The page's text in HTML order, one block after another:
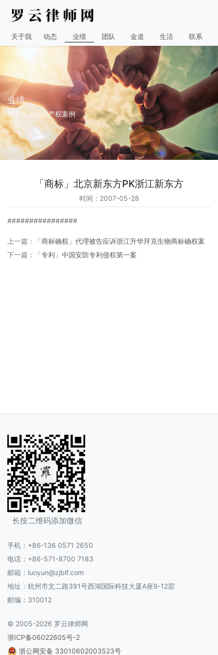
关于我 动态 业绩 团队 金道 生活 联系
业绩
分享最新知识产权案例
「商标」北京新东方PK浙江新东方
时间：2007-05-28
################
上一篇：
「商标确权」代理被告应诉浙江升华拜克生物商标确权案
下一篇：
「专利」中国安防专利侵权第一案
长按二维码添加微信
手机：+86-136 0571 2650
电话：+86-571-8700 7183
邮箱：luoyun@zjblf.com
地址：杭州市文二路391号西湖国际科技大厦A座9-12层
邮编：310012
© 2005-2026 罗云律师网
浙ICP备06022605号-2
浙公网安备 33010602003523号